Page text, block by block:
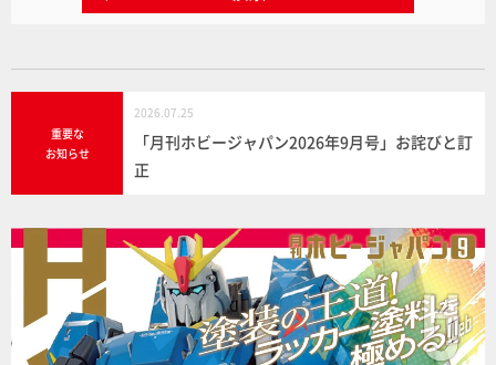
重要な
お知らせ
2026.07.25
「月刊ホビージャパン2026年9月号」お詫びと訂
正